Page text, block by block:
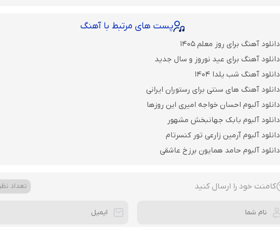
پست های مرتبط با آهنگ
دانلود آهنگ برای روز معلم 1405
دانلود آهنگ برای عید نوروز و سال جدید
دانلود آهنگ شب یلدا 1404
دانلود آهنگ های سنتی برای رستوران ایرانی
دانلود آلبوم احسان خواجه امیری این روزها
دانلود آلبوم بابک جهانبخش مشهور
دانلود آلبوم آرمین زارعی تور کنسرتام
دانلود آلبوم حامد همایون برزخ عاشقی
کامنت خود را ارسال کنید تعداد